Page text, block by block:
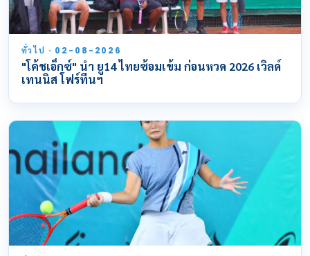
ทั่วไป · 02-08-2026
"โค้ชเอ็กซ์" นำ ยู14 ไทยซ้อมเข้ม ก่อนหวด 2026 เวิลด์
เทนนิส โฟร์ทีนฯ